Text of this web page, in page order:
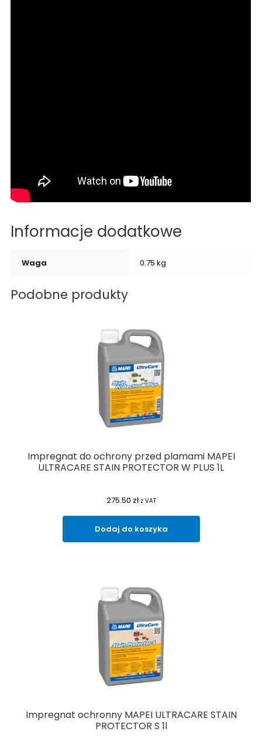
Informacje dodatkowe
Waga 0.75 kg
Podobne produkty
Impregnat do ochrony przed plamami MAPEI
ULTRACARE STAIN PROTECTOR W PLUS 1L
275.50 zł z VAT
Dodaj do koszyka
Impregnat ochronny MAPEI ULTRACARE STAIN
PROTECTOR S 1l